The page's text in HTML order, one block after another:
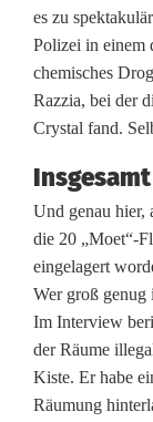
N
i
e
e
r
l
a
n
d
es zu
Polizei in einem
chemisches
Razzia, bei der
Crystal fand.
Und genau hier,
die 20 „Moet“-
eingelagert
Wer groß genug
Im Interview
der Räume
Kiste. Er habe
Räumung